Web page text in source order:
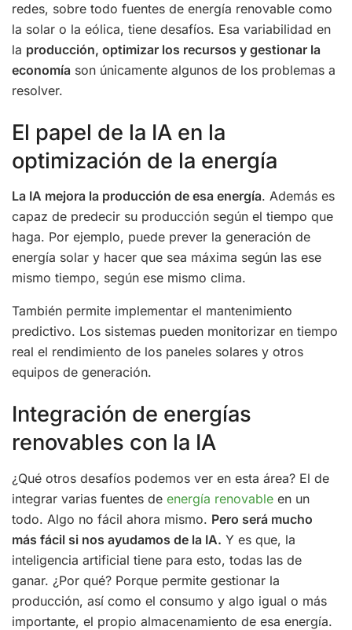
redes, sobre todo fuentes de energía renovable como
la solar o la eólica, tiene desafíos. Esa variabilidad en
la producción, optimizar los recursos y gestionar la
economía son únicamente algunos de los problemas a
resolver.
El papel de la IA en la
optimización de la energía
La IA mejora la producción de esa energía. Además es
capaz de predecir su producción según el tiempo que
haga. Por ejemplo, puede prever la generación de
energía solar y hacer que sea máxima según las ese
mismo tiempo, según ese mismo clima.
También permite implementar el mantenimiento
predictivo. Los sistemas pueden monitorizar en tiempo
real el rendimiento de los paneles solares y otros
equipos de generación.
Integración de energías
renovables con la IA
¿Qué otros desafíos podemos ver en esta área? El de
integrar varias fuentes de energía renovable en un
todo. Algo no fácil ahora mismo. Pero será mucho
más fácil si nos ayudamos de la IA. Y es que, la
inteligencia artificial tiene para esto, todas las de
ganar. ¿Por qué? Porque permite gestionar la
producción, así como el consumo y algo igual o más
importante, el propio almacenamiento de esa energía.